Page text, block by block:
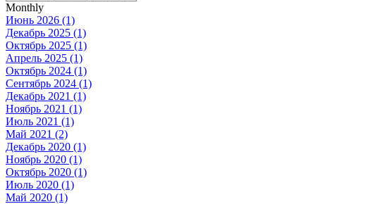
Monthly
Июнь 2026 (1)
Декабрь 2025 (1)
Октябрь 2025 (1)
Апрель 2025 (1)
Октябрь 2024 (1)
Сентябрь 2024 (1)
Декабрь 2021 (1)
Ноябрь 2021 (1)
Июль 2021 (1)
Май 2021 (2)
Декабрь 2020 (1)
Ноябрь 2020 (1)
Октябрь 2020 (1)
Июль 2020 (1)
Май 2020 (1)